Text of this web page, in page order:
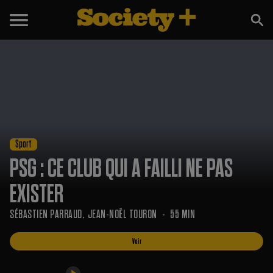
Sport
PSG : CE CLUB QUI A FAILLI NE PAS
EXISTER
SÉBASTIEN PARRAUD JEAN-NOËL TOURON 55 MIN
Voir